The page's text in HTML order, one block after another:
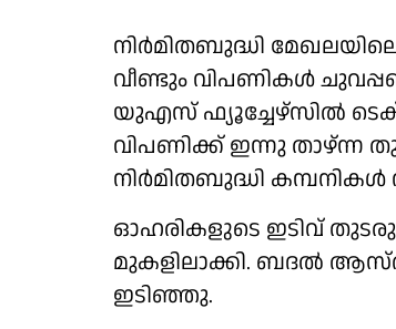
നിര്‍മിതബുദ്ധി
വീണ്ടും വിപണികള്‍
യുഎസ് ഫ്യൂച്ചേഴ്‌സില്‍
വിപണിക്ക് ഇന്നു താഴ്ന്ന
നിര്‍മിതബുദ്ധി കമ്പനികള്‍
ഓഹരികളുടെ ഇടിവ്
മുകളിലാക്കി. ബദല്‍
ഇടിഞ്ഞു.